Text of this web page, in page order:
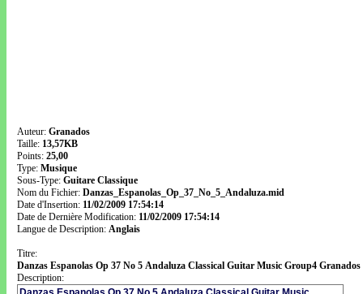
Auteur: Granados
Taille: 13,57KB
Points: 25,00
Type: Musique
Sous-Type: Guitare Classique
Nom du Fichier: Danzas_Espanolas_Op_37_No_5_Andaluza.mid
Date d'Insertion: 11/02/2009 17:54:14
Date de Dernière Modification: 11/02/2009 17:54:14
Langue de Description: Anglais
Titre:
Danzas Espanolas Op 37 No 5 Andaluza Classical Guitar Music Group4 Granados
Description: